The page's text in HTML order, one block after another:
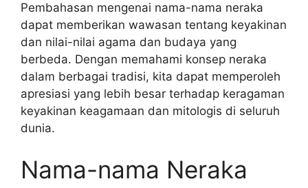
Pembahasan mengenai nama-nama neraka
dapat memberikan wawasan tentang keyakinan
dan nilai-nilai agama dan budaya yang
berbeda. Dengan memahami konsep neraka
dalam berbagai tradisi, kita dapat memperoleh
apresiasi yang lebih besar terhadap keragaman
keyakinan keagamaan dan mitologis di seluruh
dunia.
Nama-nama Neraka